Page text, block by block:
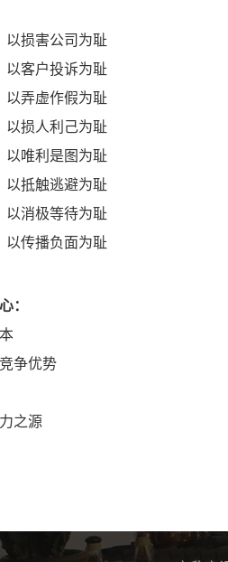
以损害公司为耻
以客户投诉为耻
以弄虚作假为耻
以损人利己为耻
以唯利是图为耻
以抵触逃避为耻
以消极等待为耻
以传播负面为耻
：
争优势
之源